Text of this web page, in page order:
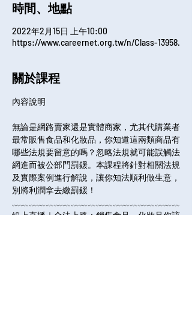
時間、地點
2022年2月15日 上午10:00
https://www.careernet.org.tw/n/Class-13958.
關於課程
無論是網路賣家還是實體商家，尤其代購業者
最常販售食品和化妝品，你知道這兩類商品有
哪些法規要留意的嗎？忽略法規就可能誤觸法
網進而被公部門罰鍰。本課程將針對相關法規
及實際案例進行解說，讓你知法順利做生意，
別將利潤拿去繳罰鍰！
﹏﹏﹏﹏﹏﹏﹏﹏﹏﹏﹏﹏﹏﹏﹏﹏﹏﹏﹏﹏
線上直播｜合法上路：銷售食品、化妝品你該